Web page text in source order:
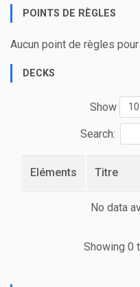
POINTS DE RÈGLES
Aucun point de règles
DECKS
Show
Search:
Eléments Titre
No data
Showing 0